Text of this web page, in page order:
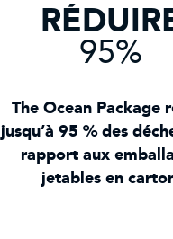
95%
The Ocean Package
jusqu’à 95 % des
rapport aux
jetables en